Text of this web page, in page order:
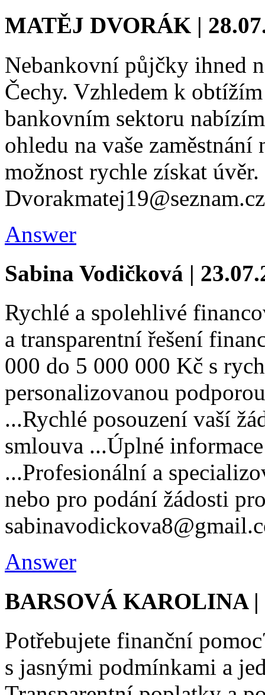
MATĚJ DVORÁK |
Nebankovní půjčky ihned
Čechy. Vzhledem k
bankovním sektoru
ohledu na vaše
možnost rychle získat
Dvorakmatej19@seznam.cz
Answer
Sabina Vodičková |
Rychlé a spolehlivé
a transparentní řešení
000 do 5 000 000 Kč s
personalizovanou
...Rychlé posouzení vaší
smlouva ...Úplné
...Profesionální a
nebo pro podání žádosti
Answer
BARSOVÁ KAROLINA |
Potřebujete finanční
s jasnými podmínkami a